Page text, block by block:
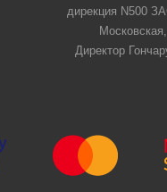
дирекция N500
Директор